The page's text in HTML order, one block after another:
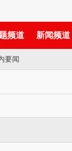
频道 新闻频道
要闻